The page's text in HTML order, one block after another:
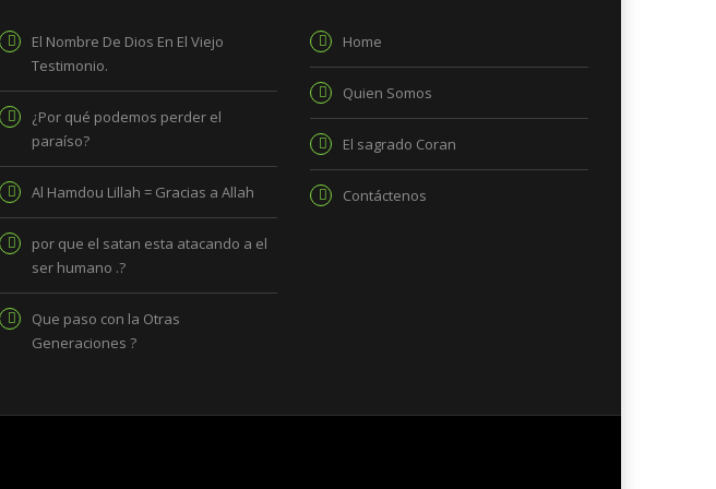
El Nombre De Dios En El Viejo
Testimonio.
¿Por qué podemos perder el
paraíso?
Al Hamdou Lillah = Gracias a Allah
por que el satan esta atacando a el
ser humano .?
Que paso con la Otras
Generaciones ?
Home
Quien Somos
El sagrado Coran
Contáctenos